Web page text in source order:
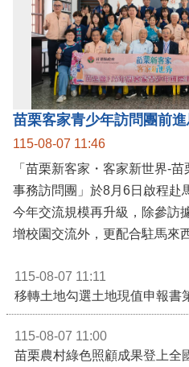
115-08-07 11:46
「苗栗新客家・客家新世界-
事務訪問團」於8月6日啟程赴
今年交流規模再升級，除參訪
115-08-07 11:11
115-08-07 11:00